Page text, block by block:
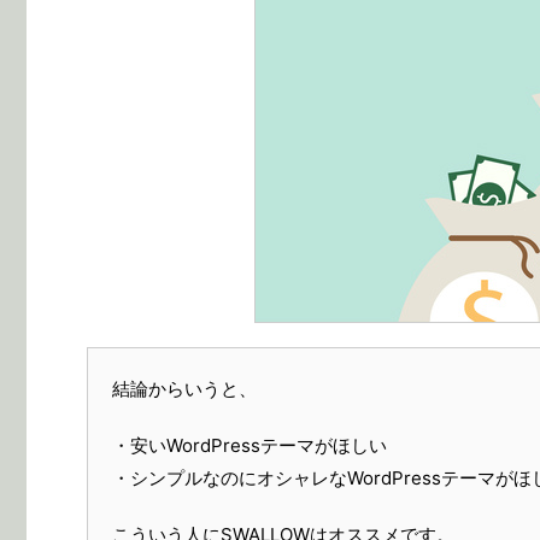
結論からいうと、
・安いWordPressテーマがほしい
・シンプルなのにオシャレなWordPressテーマがほ
こういう人にSWALLOWはオススメです。